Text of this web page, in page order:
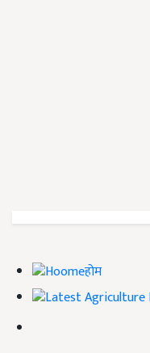
होम